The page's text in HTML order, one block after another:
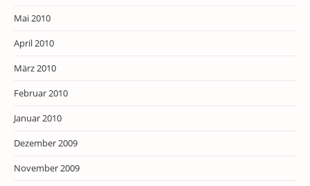
Mai 2010
April 2010
März 2010
Februar 2010
Januar 2010
Dezember 2009
November 2009